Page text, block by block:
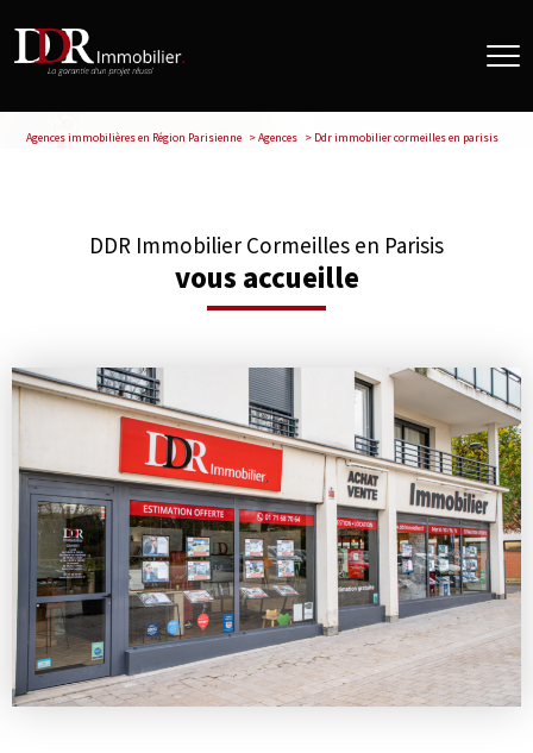
Agences immobilières en Région Parisienne Agences Ddr immobilier cormeilles en parisis
DDR Immobilier Cormeilles en Parisis
vous accueille